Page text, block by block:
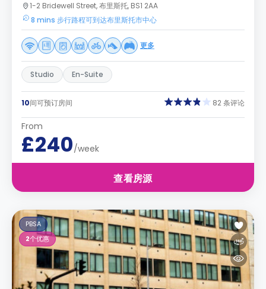
1-2 Bridewell Street, 布里斯托, BS1 2AA
8 mins 步行路程可到达布里斯托市中心
更多
Studio En-Suite
10间可预订房间 82 条评论
From
£240/week
查看房源
PBSA
2个优惠